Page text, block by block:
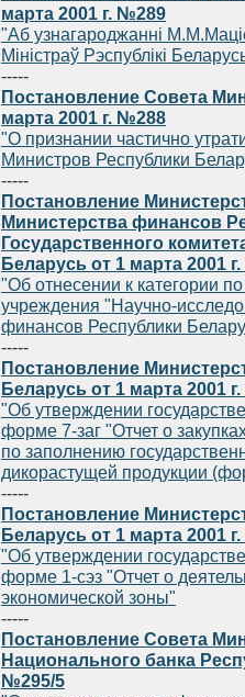
марта 2001 г. №289
"Аб узнагароджаннi
Мiнiстраў Рэспублiкi
-----
Постановление Совета
марта 2001 г. №288
"О признании частично
Министров Республики
-----
Постановление
Министерства финансов
Государственного
Беларусь от 1 марта 2001
"Об отнесении к категории
учреждения "Научно-
финансов Республики
-----
Постановление
Беларусь от 1 марта 2001
"Об утверждении
форме 7-заг "Отчет о
по заполнению
дикорастущей продукции
-----
Постановление
Беларусь от 1 марта 2001
"Об утверждении
форме 1-сэз "Отчет о
экономической зоны"
-----
Постановление Совета
Национального банка
№295/5